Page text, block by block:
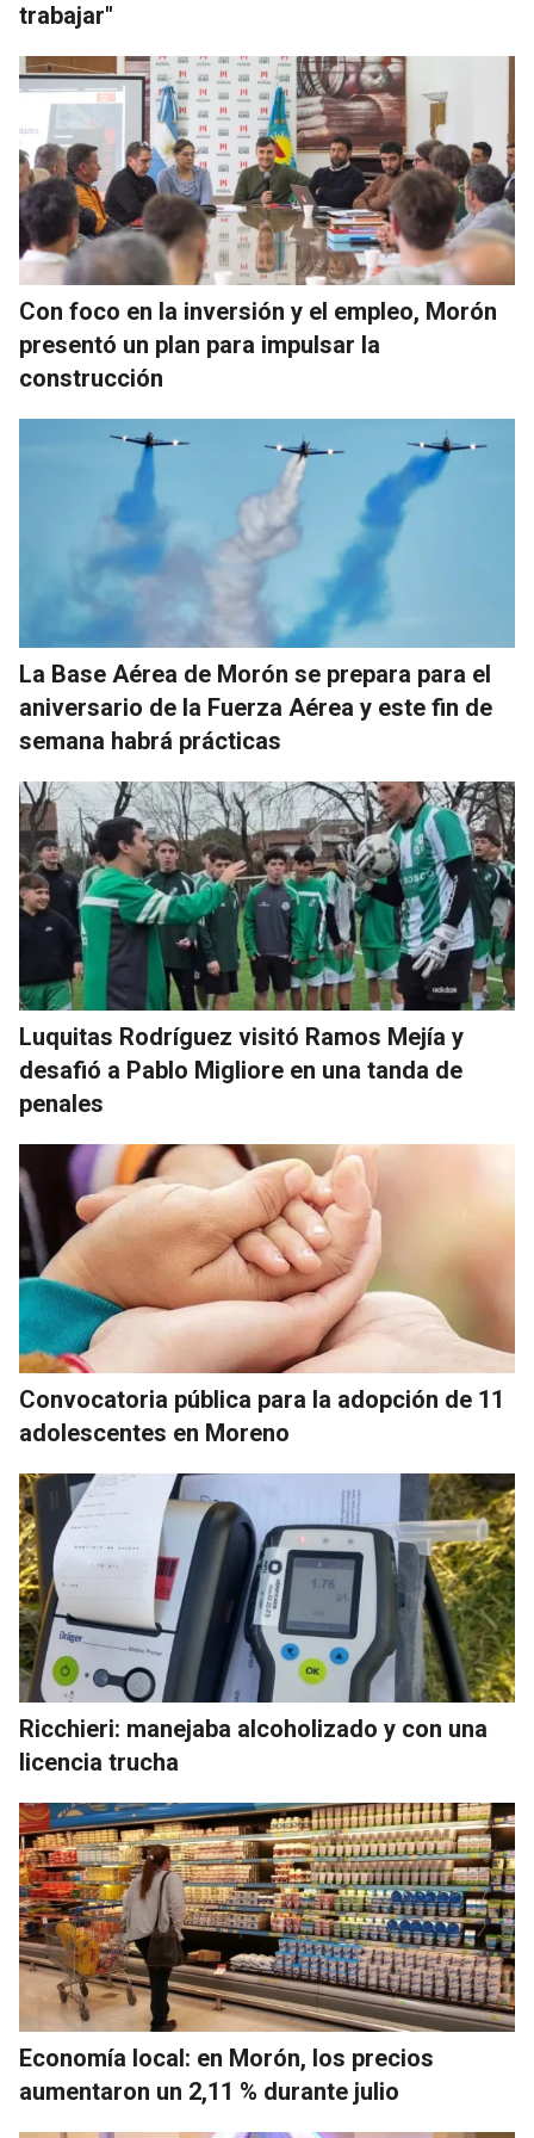
trabajar"
Con foco en la inversión y el empleo, Morón
presentó un plan para impulsar la
construcción
La Base Aérea de Morón se prepara para el
aniversario de la Fuerza Aérea y este fin de
semana habrá prácticas
Luquitas Rodríguez visitó Ramos Mejía y
desafió a Pablo Migliore en una tanda de
penales
Convocatoria pública para la adopción de 11
adolescentes en Moreno
Ricchieri: manejaba alcoholizado y con una
licencia trucha
Economía local: en Morón, los precios
aumentaron un 2,11 % durante julio